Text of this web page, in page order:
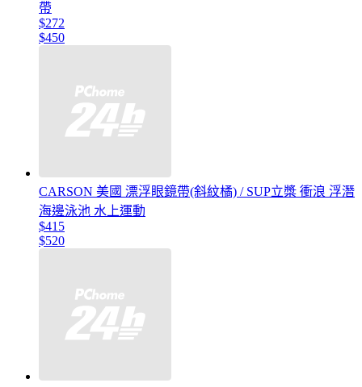
帶
$272
$450
CARSON 美國 漂浮眼鏡帶(斜紋橘) / SUP立槳 衝浪 浮潛
海邊泳池 水上運動
$415
$520